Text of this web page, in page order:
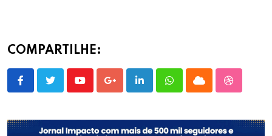
COMPARTILHE:
YoutubeGoogle+LinkedInWhatsappCloud